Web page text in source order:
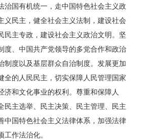
治国有机统一，走中国特色社会主义政
义民主，健全社会主义法制，建设社会
民主专政，建设社会主义政治文明。坚
度、中国共产党领导的多党合作和政治
制度以及基层群众自治制度。发展更加
全的人民民主，切实保障人民管理国家
济和文化事业的权利。尊重和保障人
民主选举、民主决策、民主管理、民主
中国特色社会主义法律体系，加强法律
作法治化。